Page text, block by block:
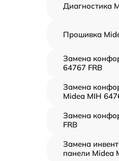
Диагностика
Прошивка
Замена
64767 FRB
Замена
Midea MIH
Замена
FRB
Замена
панели Midea